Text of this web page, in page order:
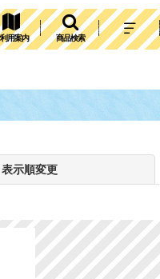
用案内 商品検索
表示順変更